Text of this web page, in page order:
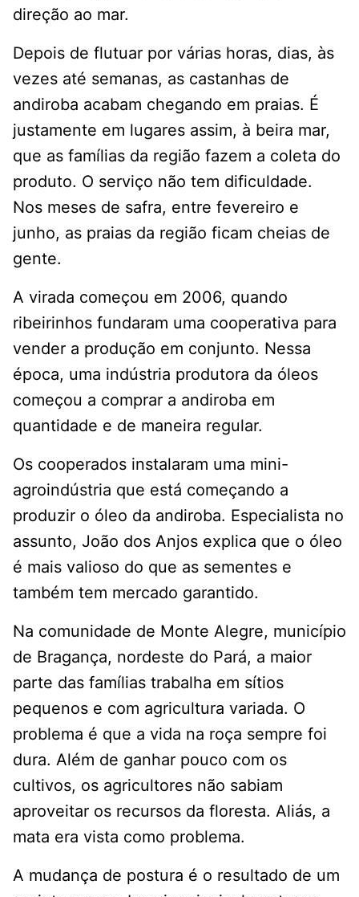
direção ao mar.
Depois de flutuar por várias horas, dias, às
vezes até semanas, as castanhas de
andiroba acabam chegando em praias. É
justamente em lugares assim, à beira mar,
que as famílias da região fazem a coleta do
produto. O serviço não tem dificuldade.
Nos meses de safra, entre fevereiro e
junho, as praias da região ficam cheias de
gente.
A virada começou em 2006, quando
ribeirinhos fundaram uma cooperativa para
vender a produção em conjunto. Nessa
época, uma indústria produtora da óleos
começou a comprar a andiroba em
quantidade e de maneira regular.
Os cooperados instalaram uma mini-
agroindústria que está começando a
produzir o óleo da andiroba. Especialista no
assunto, João dos Anjos explica que o óleo
é mais valioso do que as sementes e
também tem mercado garantido.
Na comunidade de Monte Alegre, município
de Bragança, nordeste do Pará, a maior
parte das famílias trabalha em sítios
pequenos e com agricultura variada. O
problema é que a vida na roça sempre foi
dura. Além de ganhar pouco com os
cultivos, os agricultores não sabiam
aproveitar os recursos da floresta. Aliás, a
mata era vista como problema.
A mudança de postura é o resultado de um